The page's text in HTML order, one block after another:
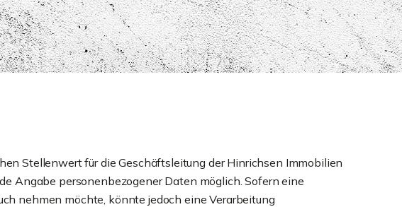
Stellenwert für die Geschäftsleitung der Hinrichsen Immobilien
Angabe personenbezogener Daten möglich. Sofern eine
nehmen möchte, könnte jedoch eine Verarbeitung